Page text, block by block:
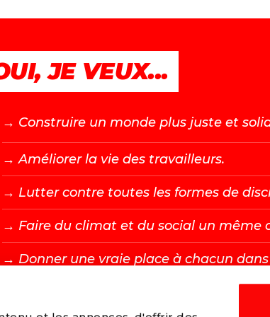
JE VEUX...
→ Construire un monde plus juste et
→ Améliorer la vie des travailleurs.
→ Lutter contre toutes les formes de
→ Faire du climat et du social un même
→ Donner une vraie place à chacun